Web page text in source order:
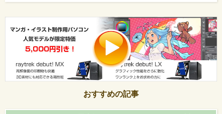
おすすめの記事